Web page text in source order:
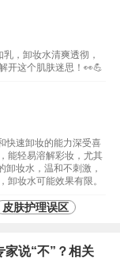
，卸妆水清爽透彻，
开这个肌肤迷思！👀💪
快速卸妆的能力深受喜
能轻易溶解彩妆，尤其
妆水，温和不刺激，
卸妆水可能效果有限。
皮肤护理误区
家说“不”？相关